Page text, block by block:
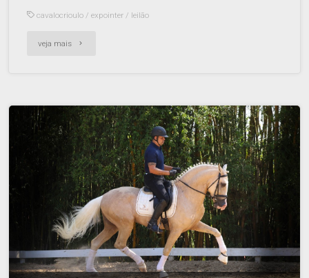
cavalocrioulo /expointer / leilão
veja mais